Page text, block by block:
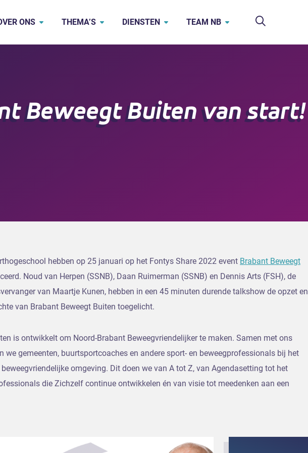
ONS THEMA’S DIENSTEN TEAM NB
Beweegt Buiten van start!
hebben op 25 januari op het Fontys Share 2022 event Brabant Beweegt
Noud van Herpen (SSNB), Daan Ruimerman (SSNB) en Dennis Arts (FSH), de
van Maartje Kunen, hebben in een 45 minuten durende talkshow de opzet en
van Brabant Beweegt Buiten toegelicht.
is ontwikkelt om Noord-Brabant Beweegvriendelijker te maken. Samen met ons
we gemeenten, buurtsportcoaches en andere sport- en beweegprofessionals bij het
omgeving. Dit doen we van A tot Z, van Agendasetting tot het
die Zichzelf continue ontwikkelen én van visie tot meedenken aan een